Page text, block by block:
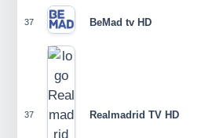
37 BeMad tv HD
37 Realmadrid TV HD